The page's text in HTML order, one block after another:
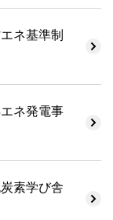
ネ基準制
ネ発電事
素学び舎